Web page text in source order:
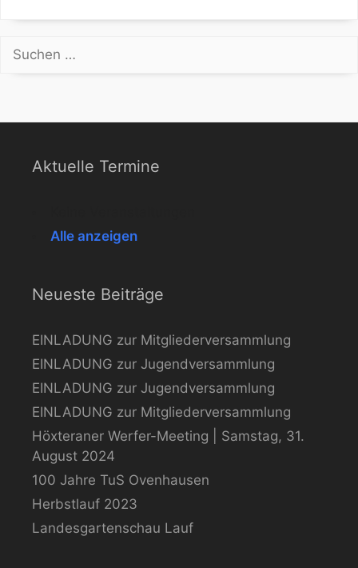
Suchen
nach:
Aktuelle Termine
Alle anzeigen
Neueste Beiträge
EINLADUNG zur Mitgliederversammlung
EINLADUNG zur Jugendversammlung
EINLADUNG zur Jugendversammlung
EINLADUNG zur Mitgliederversammlung
Höxteraner Werfer-Meeting | Samstag, 31.
August 2024
100 Jahre TuS Ovenhausen
Herbstlauf 2023
Landesgartenschau Lauf